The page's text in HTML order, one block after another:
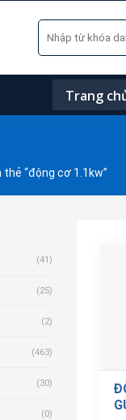
Tìm
kiếm:
Trang
“động cơ 1.1kw”
(41)
(25)
(2)
(463)
(30)
(0)